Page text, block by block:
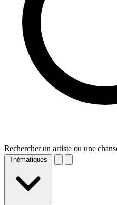
Rechercher un artiste ou une
Thématiques